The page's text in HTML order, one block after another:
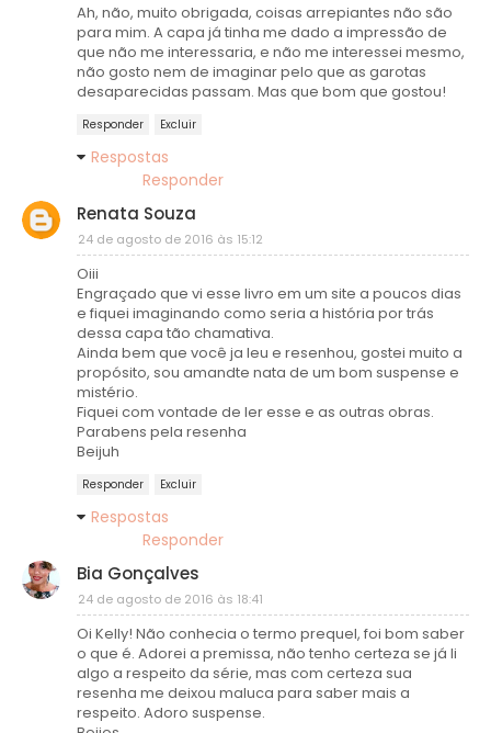
Ah, não, muito obrigada, coisas arrepiantes não são
para mim. A capa já tinha me dado a impressão de
que não me interessaria, e não me interessei mesmo,
não gosto nem de imaginar pelo que as garotas
desaparecidas passam. Mas que bom que gostou!
Responder Excluir
Respostas
Responder
Renata Souza
24 de agosto de 2016 às 15:12
Oiii
Engraçado que vi esse livro em um site a poucos dias
e fiquei imaginando como seria a história por trás
dessa capa tão chamativa.
Ainda bem que você ja leu e resenhou, gostei muito a
propósito, sou amandte nata de um bom suspense e
mistério.
Fiquei com vontade de ler esse e as outras obras.
Parabens pela resenha
Beijuh
Responder Excluir
Respostas
Responder
Bia Gonçalves
24 de agosto de 2016 às 18:41
Oi Kelly! Não conhecia o termo prequel, foi bom saber
o que é. Adorei a premissa, não tenho certeza se já li
algo a respeito da série, mas com certeza sua
resenha me deixou maluca para saber mais a
respeito. Adoro suspense.